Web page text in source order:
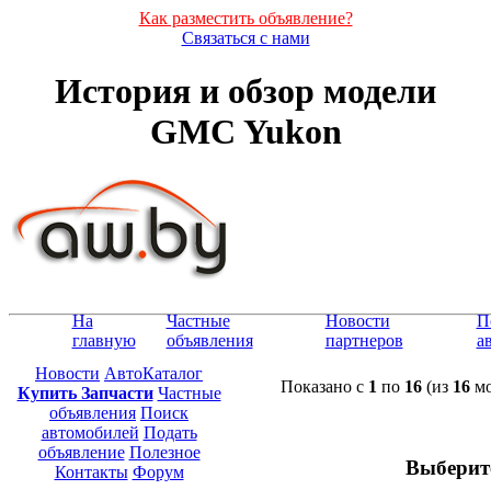
Как разместить объявление?
Связаться с нами
История и обзор модели
GMC Yukon
На
главную
Частные
объявления
Новости
партнеров
Новости АвтоКаталог
Купить Запчасти Частные
объявления Поиск
автомобилей Подать
объявление Полезное
Контакты Форум
Показано с 1 по 16(из 16